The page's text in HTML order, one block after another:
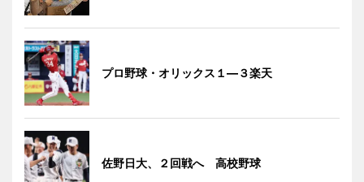
プロ野球・オリックス１―３楽天
佐野日大、２回戦へ 高校野球